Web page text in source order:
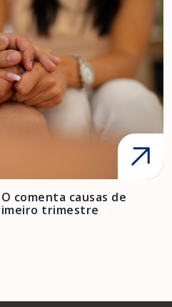
comenta causas de
trimestre